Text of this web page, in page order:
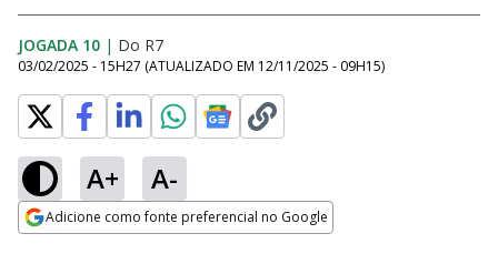
JOGADA 10 | Do R7
03/02/2025 - 15H27 (ATUALIZADO EM 12/11/2025 - 09H15)
A+ A-
Adicione como fonte preferencial no Google